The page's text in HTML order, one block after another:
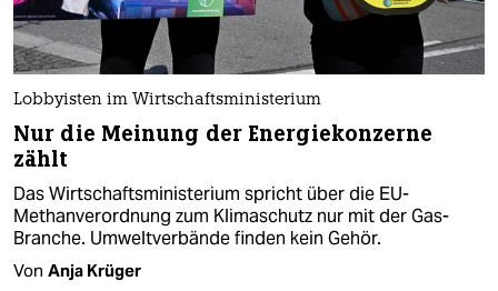
Lobbyisten im Wirtschaftsministerium
Nur die Meinung der Energiekonzerne
zählt
Das Wirtschaftsministerium spricht über die EU-
Methanverordnung zum Klimaschutz nur mit der Gas-
Branche. Umweltverbände finden kein Gehör.
Von Anja Krüger